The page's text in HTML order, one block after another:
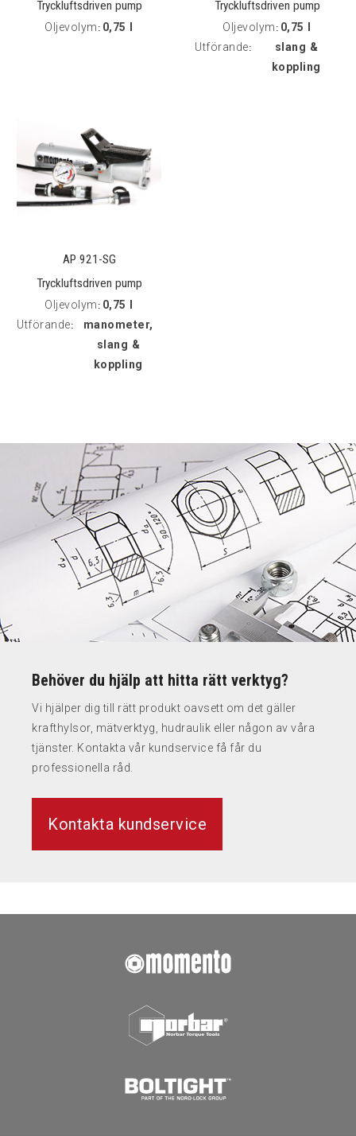
Tryckluftsdriven pump
Oljevolym : 0,75 l
Tryckluftsdriven pump
kpl
Oljevolym : 0,75 l
Utförande:
slang &
koppling
AP 921-SG
Tryckluftsdriven pump
kpl
Oljevolym : 0,75 l
Utförande:
manometer,
slang &
koppling
Behöver du hjälp att hitta rätt verktyg?
Vi hjälper dig till rätt produkt oavsett om det gäller
krafthylsor, mätverktyg, hudraulik eller någon av våra
tjänster. Kontakta vår kundservice få får du
professionella råd.
Kontakta kundservice